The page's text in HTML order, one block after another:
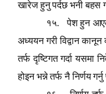
खारेज हुनु पर्दछ भनी बहस
१५. पेश हुन
अध्ययन गरी विद्वान
तर्फ दृष्टिगत गर्दा यसमा
होइन भन्ने तर्फ नै निर्णय